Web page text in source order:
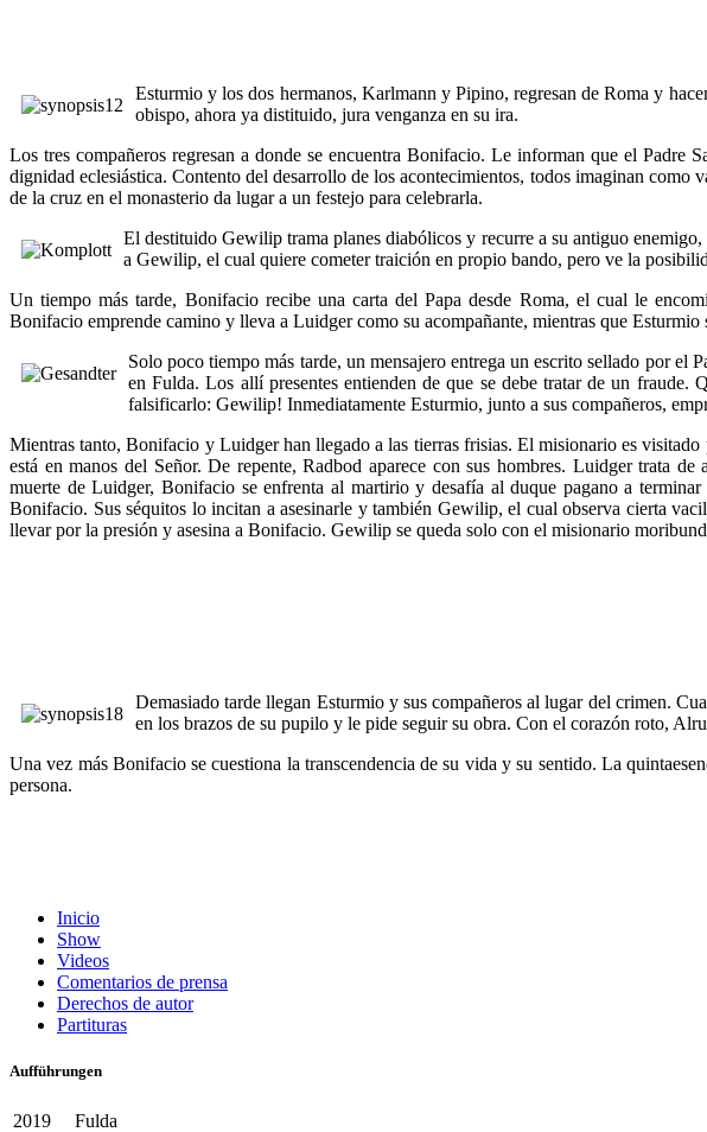
Esturmio y los dos hermanos, Karlmann y Pipino, regresan de Roma y
obispo, ahora ya distituido, jura venganza en su ira.
Los tres compañeros regresan a donde se encuentra Bonifacio. Le informan que el
dignidad eclesiástica. Contento del desarrollo de los acontecimientos, todos imaginan
de la cruz en el monasterio da lugar a un festejo para celebrarla.
El destituido Gewilip trama planes diabólicos y recurre a su antiguo
a Gewilip, el cual quiere cometer traición en propio bando, pero ve la
Un tiempo más tarde, Bonifacio recibe una carta del Papa desde Roma, el cual le
Bonifacio emprende camino y lleva a Luidger como su acompañante, mientras que
Solo poco tiempo más tarde, un mensajero entrega un escrito sellado por
en Fulda. Los allí presentes entienden de que se debe tratar de un
falsificarlo: Gewilip! Inmediatamente Esturmio, junto a sus compañeros,
Mientras tanto, Bonifacio y Luidger han llegado a las tierras frisias. El misionario es
está en manos del Señor. De repente, Radbod aparece con sus hombres. Luidger trata
muerte de Luidger, Bonifacio se enfrenta al martirio y desafía al duque pagano a
Bonifacio. Sus séquitos lo incitan a asesinarle y también Gewilip, el cual observa cierta
llevar por la presión y asesina a Bonifacio. Gewilip se queda solo con el misionario
Demasiado tarde llegan Esturmio y sus compañeros al lugar del crimen.
en los brazos de su pupilo y le pide seguir su obra. Con el corazón roto,
Una vez más Bonifacio se cuestiona la transcendencia de su vida y su sentido. La
persona.
Inicio
Show
Videos
Comentarios de prensa
Derechos de autor
Partituras
Aufführungen
2019 Fulda